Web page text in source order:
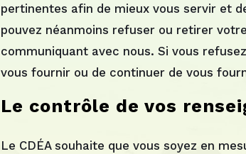
pertinentes afin de mieux vous servir et
pouvez néanmoins refuser ou retirer
communiquant avec nous. Si vous
vous fournir ou de continuer de vous
Le contrôle de vos
Le CDÉA souhaite que vous soyez en